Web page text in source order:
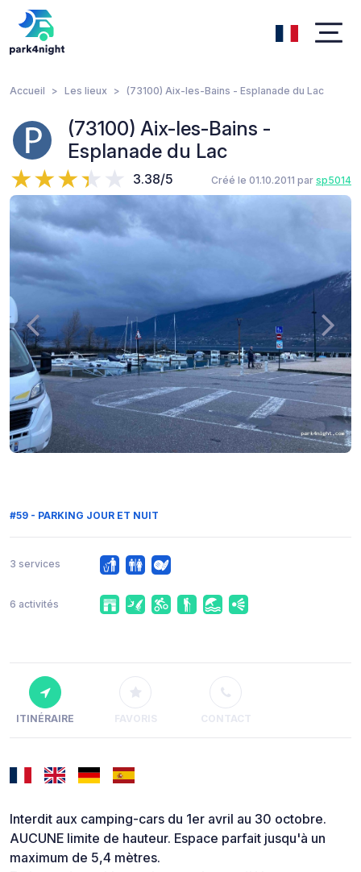
Accueil Les lieux (73100) Aix-les-Bains - Esplanade du Lac
(73100) Aix-les-Bains -
Esplanade du Lac
3.38/5 Créé le 01.10.2011 par sp5014
#59 - PARKING JOUR ET NUIT
3 services
6 activités
ITINÉRAIRE FAVORIS CONTACT
Interdit aux camping-cars du 1er avril au 30 octobre.
AUCUNE limite de hauteur. Espace parfait jusqu'à un
maximum de 5,4 mètres.